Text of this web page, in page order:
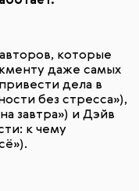
которые
даже самых
дела в
без стресса»),
завтра») и Дэйв
к чему